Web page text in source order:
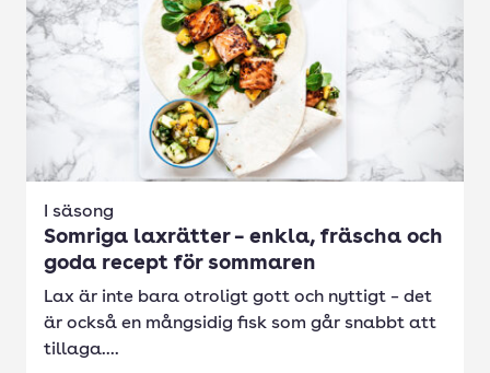
I säsong
Somriga laxrätter – enkla, fräscha och
goda recept för sommaren
Lax är inte bara otroligt gott och nyttigt – det
är också en mångsidig fisk som går snabbt att
tillaga....